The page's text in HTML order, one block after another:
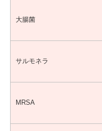
大腸菌
サルモネラ
MRSA